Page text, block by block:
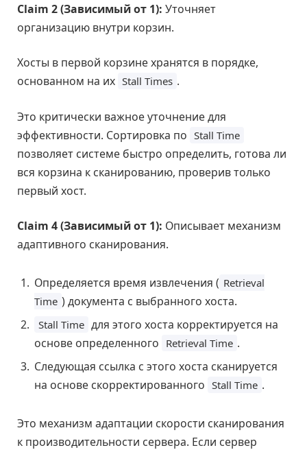
Claim 2 (Зависимый от 1): Уточняет
организацию внутри корзин.
Хосты в первой корзине хранятся в порядке,
основанном на их Stall Times .
Это критически важное уточнение для
эффективности. Сортировка по Stall Time
позволяет системе быстро определить, готова ли
вся корзина к сканированию, проверив только
первый хост.
Claim 4 (Зависимый от 1): Описывает механизм
адаптивного сканирования.
Определяется время извлечения ( Retrieval
Time ) документа с выбранного хоста.
Stall Time для этого хоста корректируется на
основе определенного Retrieval Time .
Следующая ссылка с этого хоста сканируется
на основе скорректированного Stall Time .
Это механизм адаптации скорости сканирования
к производительности сервера. Если сервер